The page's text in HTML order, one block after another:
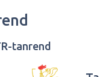
tanrend